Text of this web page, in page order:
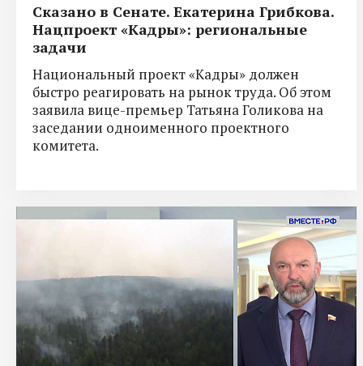
Сказано в Сенате. Екатерина Грибкова.
Нацпроект «Кадры»: региональные
задачи
Национальный проект «Кадры» должен
быстро реагировать на рынок труда. Об этом
заявила вице-премьер Татьяна Голикова на
заседании одноименного проектного
комитета.